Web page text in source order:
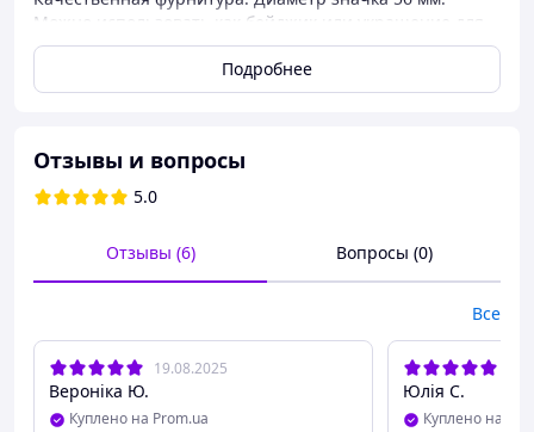
Можно использовать как бейджик или украшение для
рюкзака.
Изготовление значков в течении 4 рабочих дней.
Подробнее
Отзывы и вопросы
5.0
Отзывы (6) Вопросы (0)
Все
19.08.2025
Вероніка Ю.
Куплено на Prom.ua
Юлія С.
Куплено на